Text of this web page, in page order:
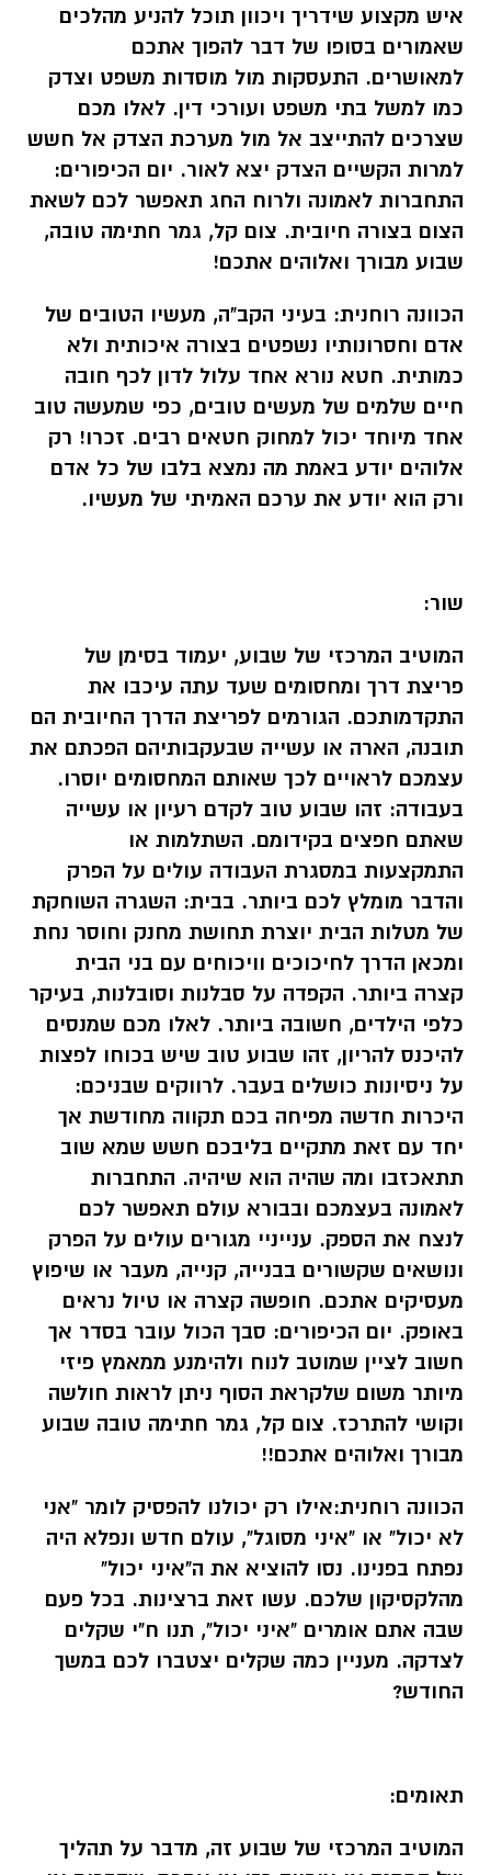
איש מקצוע שידריך ויכוון תוכל להניע מהלכים
שאמורים בסופו של דבר להפוך אתכם
למאושרים. התעסקות מול מוסדות משפט וצדק
כמו למשל בתי משפט ועורכי דין. לאלו מכם
שצרכים להתייצב אל מול מערכת הצדק אל חשש
למרות הקשיים הצדק יצא לאור. יום הכיפורים:
התחברות לאמונה ולרוח החג תאפשר לכם לשאת
הצום בצורה חיובית. צום קל, גמר חתימה טובה,
שבוע מבורך ואלוהים אתכם!
הכוונה רוחנית: בעיני הקב"ה, מעשיו הטובים של
אדם וחסרונותיו נשפטים בצורה איכותית ולא
כמותית. חטא נורא אחד עלול לדון לכף חובה
חיים שלמים של מעשים טובים, כפי שמעשה טוב
אחד מיוחד יכול למחוק חטאים רבים. זכרו! רק
אלוהים יודע באמת מה נמצא בלבו של כל אדם
ורק הוא יודע את ערכם האמיתי של מעשיו.
שור:
המוטיב המרכזי של שבוע, יעמוד בסימן של
פריצת דרך ומחסומים שעד עתה עיכבו את
התקדמותכם. הגורמים לפריצת הדרך החיובית הם
תובנה, הארה או עשייה שבעקבותיהם הפכתם את
עצמכם לראויים לכך שאותם המחסומים יוסרו.
בעבודה: זהו שבוע טוב לקדם רעיון או עשייה
שאתם חפצים בקידומם. השתלמות או
התמקצעות במסגרת העבודה עולים על הפרק
והדבר מומלץ לכם ביותר. בבית: השגרה השוחקת
של מטלות הבית יוצרת תחושת מחנק וחוסר נחת
ומכאן הדרך לחיכוכים וויכוחים עם בני הבית
קצרה ביותר. הקפדה על סבלנות וסובלנות, בעיקר
כלפי הילדים, חשובה ביותר. לאלו מכם שמנסים
להיכנס להריון, זהו שבוע טוב שיש בכוחו לפצות
על ניסיונות כושלים בעבר. לרווקים שבניכם:
היכרות חדשה מפיחה בכם תקווה מחודשת אך
יחד עם זאת מתקיים בליבכם חשש שמא שוב
תתאכזבו ומה שהיה הוא שיהיה. התחברות
לאמונה בעצמכם ובבורא עולם תאפשר לכם
לנצח את הספק. ענייניי מגורים עולים על הפרק
ונושאים שקשורים בבנייה, קנייה, מעבר או שיפוץ
מעסיקים אתכם. חופשה קצרה או טיול נראים
באופק. יום הכיפורים: סבך הכול עובר בסדר אך
חשוב לציין שמוטב לנוח ולהימנע ממאמץ פיזי
מיותר משום שלקראת הסוף ניתן לראות חולשה
וקושי להתרכז. צום קל, גמר חתימה טובה שבוע
מבורך ואלוהים אתכם!!
הכוונה רוחנית:אילו רק יכולנו להפסיק לומר "אני
לא יכול" או "איני מסוגל", עולם חדש ונפלא היה
נפתח בפנינו. נסו להוציא את ה"איני יכול"
מהלקסיקון שלכם. עשו זאת ברצינות. בכל פעם
שבה אתם אומרים "איני יכול", תנו ח"י שקלים
לצדקה. מעניין כמה שקלים יצטברו לכם במשך
החודש?
תאומים:
המוטיב המרכזי של שבוע זה, מדבר על תהליך